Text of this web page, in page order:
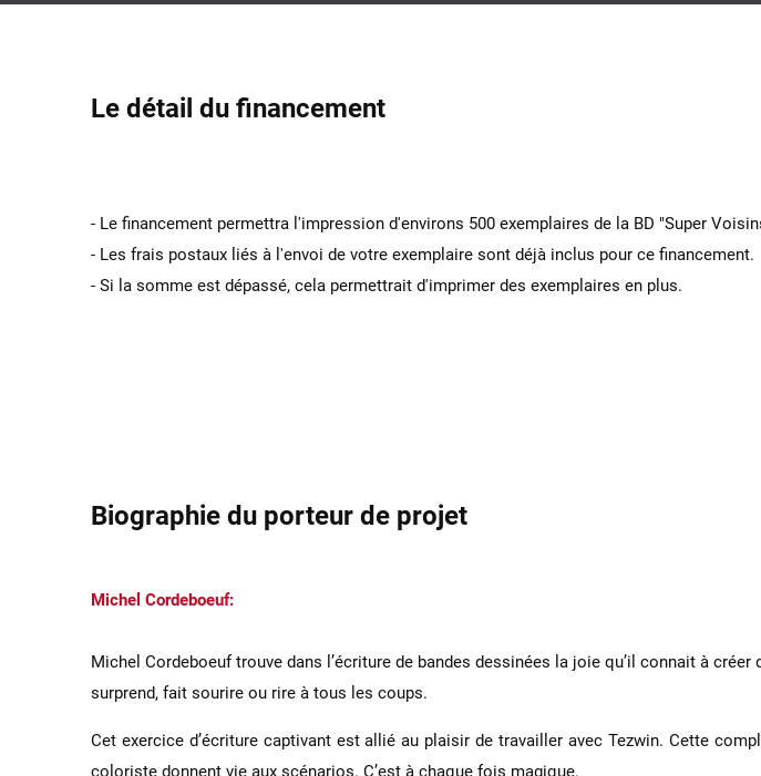
Le détail du financement
- Le financement permettra l'impression d'environs 500 exemplaires de la BD "Super
- Les frais postaux liés à l'envoi de votre exemplaire sont déjà inclus pour ce financement.
- Si la somme est dépassé, cela permettrait d'imprimer des exemplaires en plus.
Biographie du porteur de projet
Michel Cordeboeuf:
Michel Cordeboeuf trouve dans l’écriture de bandes dessinées la joie qu’il connait à
surprend, fait sourire ou rire à tous les coups.
Cet exercice d’écriture captivant est allié au plaisir de travailler avec Tezwin. Cette
coloriste donnent vie aux scénarios. C’est à chaque fois magique.